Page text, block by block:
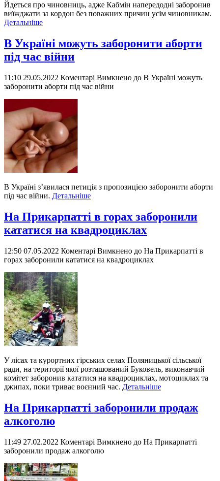
Йдеться про чиновниць, адже Кабмін напередодні заборонив
виїжджати за кордон без поважних причин усім чиновникам.
Детальніше
В Україні можуть заборонити аборти
під час війни
11:10 29.05.2022 Коментарі Вимкнено до В Україні можуть
заборонити аборти під час війни
В Україні з’явилася петиція з пропозицією заборонити аборти
під час війни. Детальніше
На Прикарпатті в горах заборонили
кататися на квадроциклах
12:50 07.05.2022 Коментарі Вимкнено до На Прикарпатті в
горах заборонили кататися на квадроциклах
У лісах та курортних гірських селах Поляницької сільської
ради, на території якої розташований Буковель, виконавчий
комітет заборонив кататися на квадроциклах, мотоциклах та
джипах, поки триває воєнний час. Детальніше
На Прикарпатті заборонили продаж
алкоголю
11:49 27.02.2022 Коментарі Вимкнено до На Прикарпатті
заборонили продаж алкоголю